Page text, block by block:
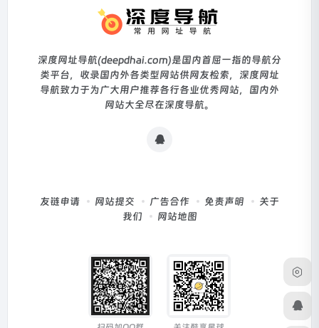
深度网址导航(deepdhai.com)是国内首屈一指的导航分
类平台，收录国内外各类型网站供网友检索，深度网址
导航致力于为广大用户推荐各行各业优秀网站，国内外
网站大全尽在深度导航。
友链申请 网站提交 广告合作 免责声明
关于
我们
网站地图